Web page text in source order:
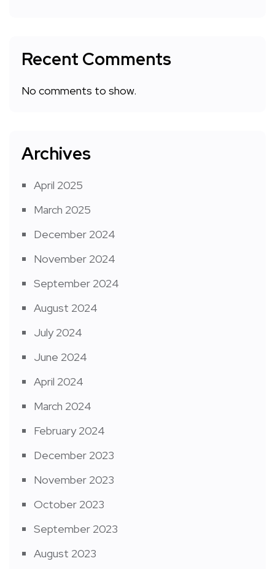
Recent Comments
No comments to show.
Archives
April 2025
March 2025
December 2024
November 2024
September 2024
August 2024
July 2024
June 2024
April 2024
March 2024
February 2024
December 2023
November 2023
October 2023
September 2023
August 2023